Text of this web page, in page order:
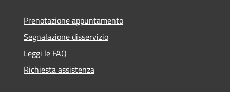
Prenotazione appuntamento
Segnalazione disservizio
Leggi le FAQ
Richiesta assistenza